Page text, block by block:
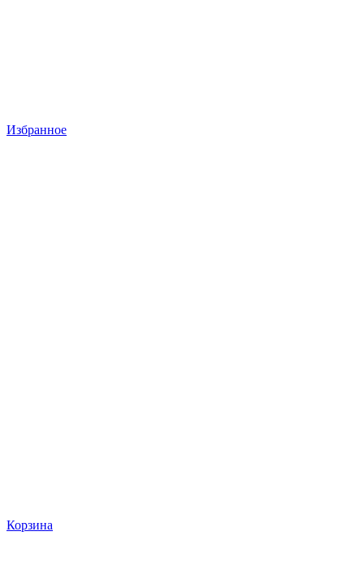
Избранное
Корзина